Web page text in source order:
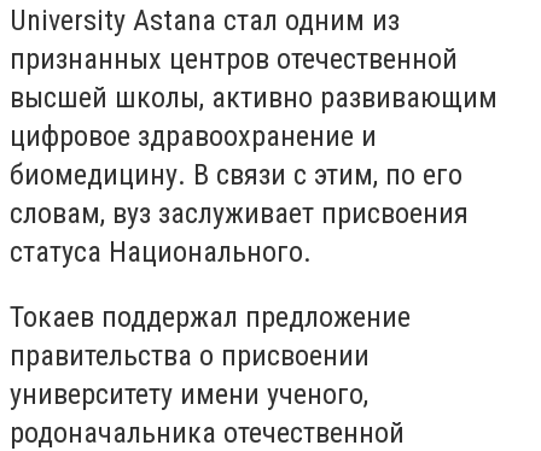
University Astana стал одним из
признанных центров отечественной
высшей школы, активно развивающим
цифровое здравоохранение и
биомедицину. В связи с этим, по его
словам, вуз заслуживает присвоения
статуса Национального.
Токаев поддержал предложение
правительства о присвоении
университету имени ученого,
родоначальника отечественной